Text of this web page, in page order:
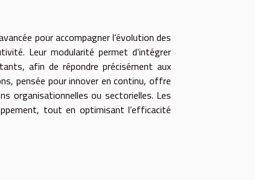
pour accompagner l’évolution des
Leur modularité permet d’intégrer
afin de répondre précisément aux
pensée pour innover en continu, offre
organisationnelles ou sectorielles. Les
tout en optimisant l’efficacité